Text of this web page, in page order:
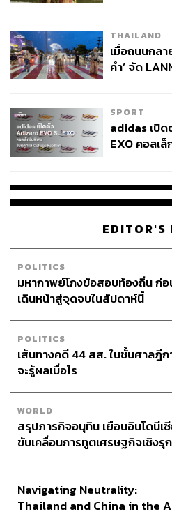
THAILAND
เมื่อถนนกลา
คำ’ จัด
SPORT
adidas เปิ
EXO คอลเ
EDITOR'S
POLITICS
มหากาพย์โกงข้อสอบท้องถิ่น ก่
เดินหน้าสู่จุดจบในสัปดาห์นี้
POLITICS
เส้นทางคดี 44 สส. ในชั้นศาลฎีก
จะรู้ผลเมื่อไร
WORLD
สรุปภารกิจอนุทิน เยือนอินโดนีเ
ขับเคลื่อนการทูตเศรษฐกิจเชิงรุก
Navigating Neutrality:
Thailand and China in the